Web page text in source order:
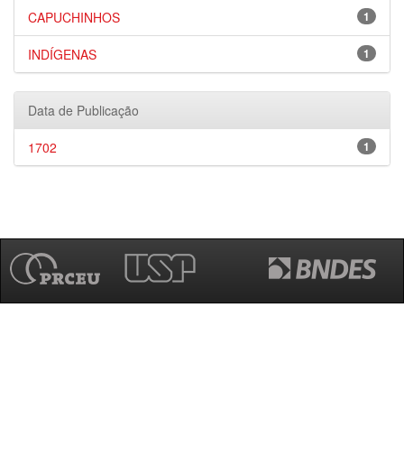
1
CAPUCHINHOS
1
INDÍGENAS
Data de Publicação
1
1702